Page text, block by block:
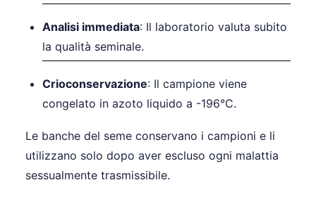
Analisi immediata: Il laboratorio valuta subito
la qualità seminale.
Crioconservazione: Il campione viene
congelato in azoto liquido a -196°C.
Le banche del seme conservano i campioni e li
utilizzano solo dopo aver escluso ogni malattia
sessualmente trasmissibile.